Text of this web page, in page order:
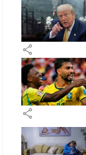
share
share